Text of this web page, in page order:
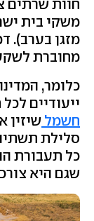
משקי בית
מזגן בערב).
מחוברת
כלומר,
ייעודיים לכל
חשמלשיזין
סלילת
כל תעבורת
שגם היא